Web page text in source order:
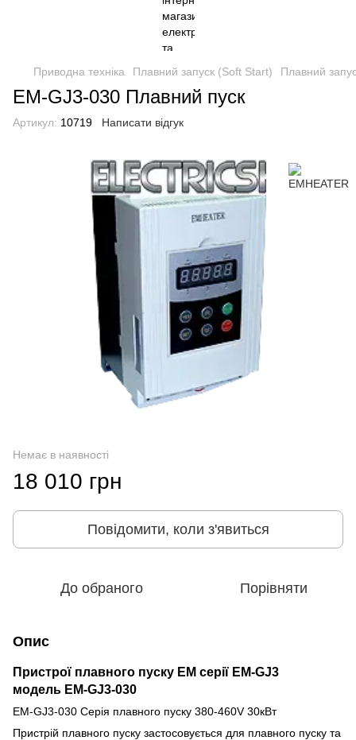
Приводна техніка Плавний запуск (Soft Start) Плавний
EM-GJ3-030 Плавний пуск
Артикул: 10719 Написати відгук
Немає в наявності
18 010 грн
Повідомити, коли з'явиться
До обраного Порівняти
Опис
Пристрої плавного пуску EM серії EM-GJ3
модель EM-GJ3-030
EM-GJ3-030 Серія плавного пуску 380-460V 30кВт
Пристрій плавного пуску застосовується для плавного пуску та